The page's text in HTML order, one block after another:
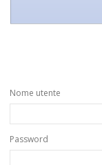
Nome utente
Password